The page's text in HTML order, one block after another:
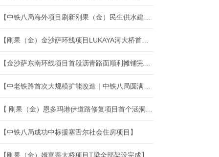
【中铁八局海外项目刷新刚果（金）民生供水建设速度】
【刚果（金）金沙萨环线项目LUKAYA河大桥首片T梁预制完成】
【金沙萨东南环线项目首段沥青路面顺利摊铺完成】
【中老铁路首次大规模扩能改造｜中铁八局圆满完成磨丁站岔改倒接施工】
【 刚果（金）恩多玛港伊道路修复项目首个涵洞正式开工】
【中铁八局成功中标援塞舌尔社会住房项目】
【刚果（金）姆富蒂大桥项目T梁全部架设完成】